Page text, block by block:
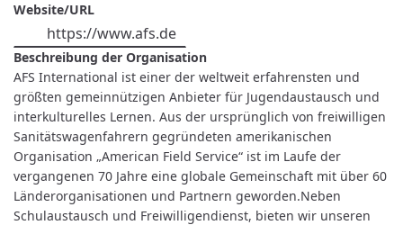
Website/URL
https://www.afs.de
Beschreibung der Organisation
AFS International ist einer der weltweit erfahrensten und
größten gemeinnützigen Anbieter für Jugendaustausch und
interkulturelles Lernen. Aus der ursprünglich von freiwilligen
Sanitätswagenfahrern gegründeten amerikanischen
Organisation „American Field Service“ ist im Laufe der
vergangenen 70 Jahre eine globale Gemeinschaft mit über 60
Länderorganisationen und Partnern geworden.Neben
Schulaustausch und Freiwilligendienst, bieten wir unseren